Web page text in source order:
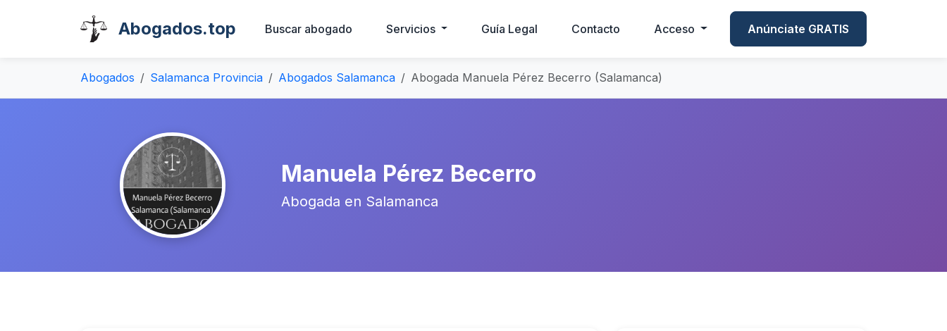
Abogados.top Buscar abogado Servicios Guía Legal Contacto Acceso Anúnciate GRATIS
Abogados Salamanca Provincia Abogados Salamanca Abogada Manuela Pérez Becerro (Salamanca)
Manuela Pérez Becerro
Abogada en Salamanca